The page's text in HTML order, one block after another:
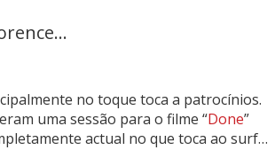
no toque toca a patrocínios.
uma sessão para o filme “Done”
actual no que toca ao surf…